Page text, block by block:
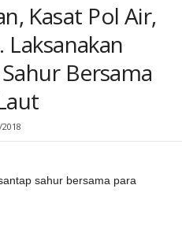
Kasat Pol Air,
Bersama
sahur bersama para